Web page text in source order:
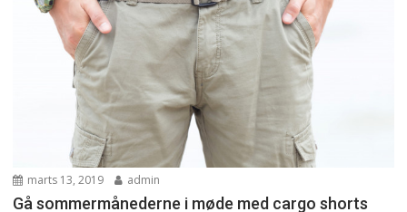
marts 13, 2019 admin
Gå sommermånederne i møde med cargo shorts